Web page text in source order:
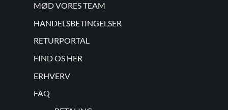
MØD VORES TEAM
HANDELSBETINGELSER
RETURPORTAL
FIND OS HER
ERHVERV
FAQ